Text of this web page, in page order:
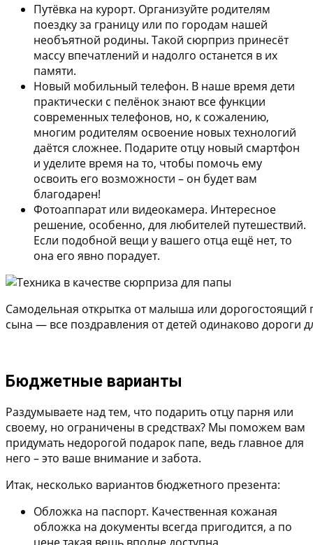
Путёвка на курорт. Организуйте родителям
поездку за границу или по городам нашей
необъятной родины. Такой сюрприз принесёт
массу впечатлений и надолго останется в их
памяти.
Новый мобильный телефон. В наше время дети
практически с пелёнок знают все функции
современных телефонов, но, к сожалению,
многим родителям освоение новых технологий
даётся сложнее. Подарите отцу новый смартфон
и уделите время на то, чтобы помочь ему
освоить его возможности – он будет вам
благодарен!
Фотоаппарат или видеокамера. Интересное
решение, особенно, для любителей путешествий.
Если подобной вещи у вашего отца ещё нет, то
она его явно порадует.
Самодельная открытка от малыша или дорогостоящий
сына — все поздравления от детей одинаково дороги
Бюджетные варианты
Раздумываете над тем, что подарить отцу парня или
своему, но ограничены в средствах? Мы поможем вам
придумать недорогой подарок папе, ведь главное для
него – это ваше внимание и забота.
Итак, несколько вариантов бюджетного презента:
Обложка на паспорт. Качественная кожаная
обложка на документы всегда пригодится, а по